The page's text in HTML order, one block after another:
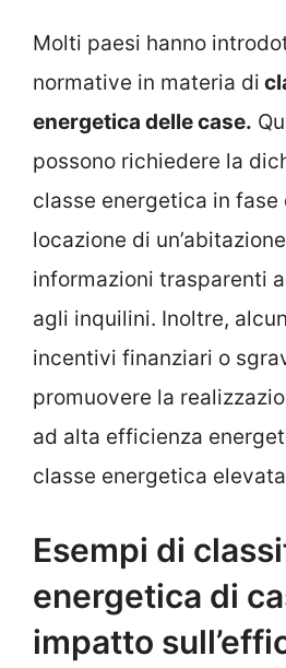
Molti paesi hanno
normative in materia di
energetica delle case.
possono richiedere la
classe energetica in
locazione di
informazioni trasparenti
agli inquilini. Inoltre,
incentivi finanziari o
promuovere la
ad alta efficienza
classe energetica
Esempi di
energetica di
impatto